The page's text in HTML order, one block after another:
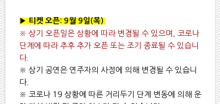
▶ 티켓 오픈: 9월 9일(목)
※ 상기 오픈일은 상황에 따라 변경될 수 있으며, 코로나
단계에 따라 추후 추가 오픈 또는 조기 종료될 수 있습니
다.
※ 상기 공연은 연주자의 사정에 의해 변경될 수 있습니
다.
※ 코로나 19 상황에 따른 거리두기 단계 변동에 의해 운